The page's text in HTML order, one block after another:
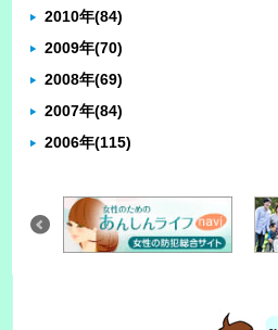
2010年(84)
2009年(70)
2008年(69)
2007年(84)
2006年(115)